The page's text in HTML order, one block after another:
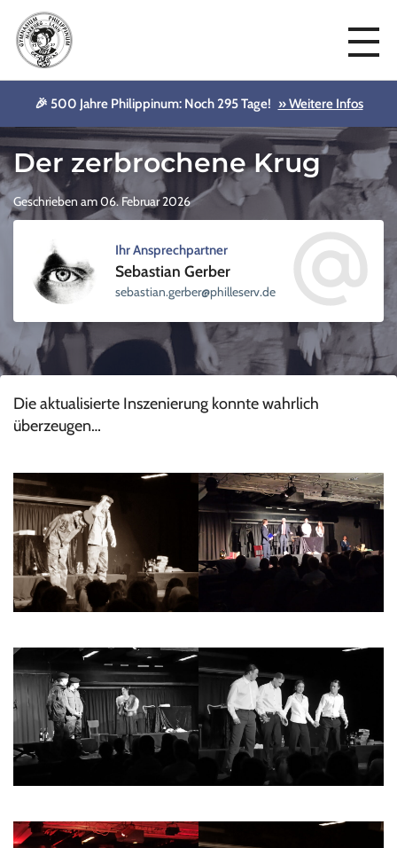
🎉 500 Jahre Philippinum: Noch 295 Tage! » Weitere Infos
Der zerbrochene Krug
Geschrieben am 06. Februar 2026
Ihr Ansprechpartner
Sebastian Gerber
ed.vre
sellihp@rebreg.naitsabes
Die aktualisierte Inszenierung konnte wahrlich
überzeugen…